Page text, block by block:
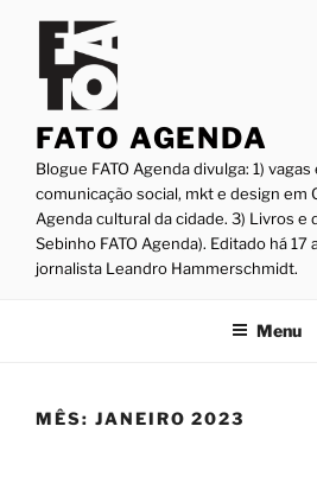
conteúdo
FATO AGENDA
Blogue FATO Agenda divulga: 1)
comunicação social, mkt e design em
Agenda cultural da cidade. 3) Livros e
Sebinho FATO Agenda). Editado há
jornalista Leandro Hammerschmidt.
Menu
MÊS: JANEIRO 2023